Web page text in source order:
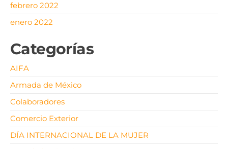
febrero 2022
enero 2022
Categorías
AIFA
Armada de México
Colaboradores
Comercio Exterior
DÍA INTERNACIONAL DE LA MUJER